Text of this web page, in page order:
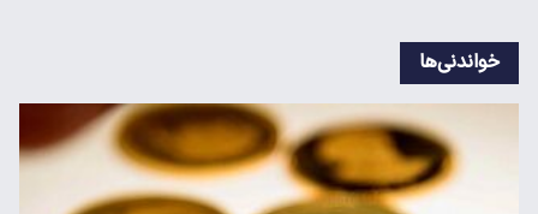
خواندنی‌ها